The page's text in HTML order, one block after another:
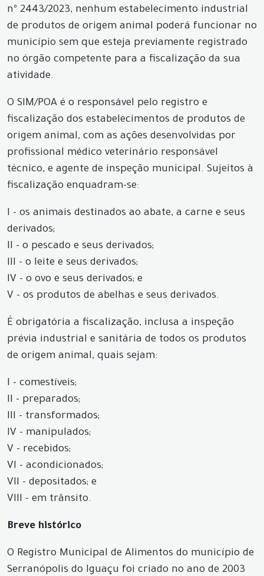
nº 2443/2023, nenhum estabelecimento industrial
de produtos de origem animal poderá funcionar no
município sem que esteja previamente registrado
no órgão competente para a fiscalização da sua
atividade.
O SIM/POA é o responsável pelo registro e
fiscalização dos estabelecimentos de produtos de
origem animal, com as ações desenvolvidas por
profissional médico veterinário responsável
técnico, e agente de inspeção municipal. Sujeitos à
fiscalização enquadram-se:
I - os animais destinados ao abate, a carne e seus
derivados;
II - o pescado e seus derivados;
III - o leite e seus derivados;
IV - o ovo e seus derivados; e
V - os produtos de abelhas e seus derivados.
É obrigatória a fiscalização, inclusa a inspeção
prévia industrial e sanitária de todos os produtos
de origem animal, quais sejam:
I - comestíveis;
II - preparados;
III - transformados;
IV - manipulados;
V - recebidos;
VI - acondicionados;
VII - depositados; e
VIII - em trânsito.
Breve histórico
O Registro Municipal de Alimentos do município de
Serranópolis do Iguaçu foi criado no ano de 2003